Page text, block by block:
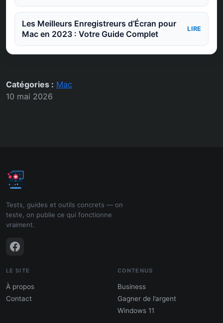
Les Meilleurs Enregistreurs d’Écran pour
Mac en 2023 : Votre Guide Complet
LIRE
Catégories : Mac
10 mai 2026
Tests, guides et outils concrets — on
teste, on publie ce qui fonctionne
vraiment.
LE SITE
À propos
Contact
CONTENUS
Business
Gagner de l’argent
Windows 11